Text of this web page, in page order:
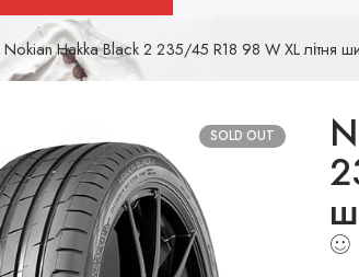
Nokian Hakka Black 2 235/45 R18 98 W XL літня
SOLD OUT